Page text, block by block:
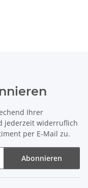
Ihrer
jederzeit widerruflich
per E-Mail zu.
Abonnieren